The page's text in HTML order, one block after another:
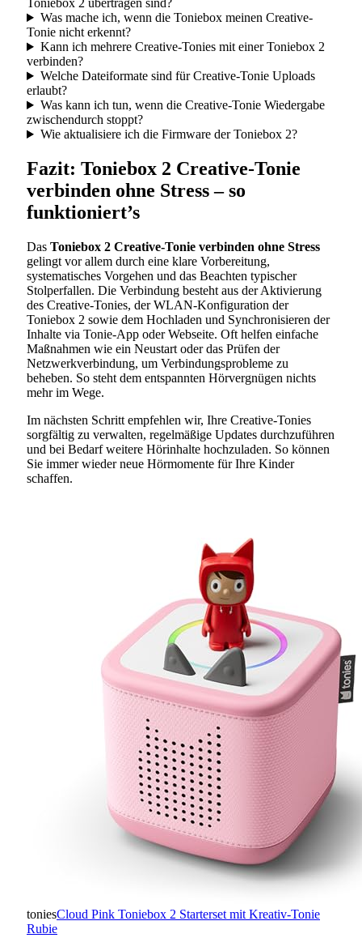
Toniebox 2 übertragen sind?
Was mache ich, wenn die Toniebox meinen Creative-
Tonie nicht erkennt?
Kann ich mehrere Creative-Tonies mit einer Toniebox 2
verbinden?
Welche Dateiformate sind für Creative-Tonie Uploads
erlaubt?
Was kann ich tun, wenn die Creative-Tonie Wiedergabe
zwischendurch stoppt?
Wie aktualisiere ich die Firmware der Toniebox 2?
Fazit: Toniebox 2 Creative-Tonie
verbinden ohne Stress – so
funktioniert’s
Das Toniebox 2 Creative-Tonie verbinden ohne Stress
gelingt vor allem durch eine klare Vorbereitung,
systematisches Vorgehen und das Beachten typischer
Stolperfallen. Die Verbindung besteht aus der Aktivierung
des Creative-Tonies, der WLAN-Konfiguration der
Toniebox 2 sowie dem Hochladen und Synchronisieren der
Inhalte via Tonie-App oder Webseite. Oft helfen einfache
Maßnahmen wie ein Neustart oder das Prüfen der
Netzwerkverbindung, um Verbindungsprobleme zu
beheben. So steht dem entspannten Hörvergnügen nichts
mehr im Wege.
Im nächsten Schritt empfehlen wir, Ihre Creative-Tonies
sorgfältig zu verwalten, regelmäßige Updates durchzuführen
und bei Bedarf weitere Hörinhalte hochzuladen. So können
Sie immer wieder neue Hörmomente für Ihre Kinder
schaffen.
toniesCloud Pink Toniebox 2 Starterset mit Kreativ-Tonie
Rubie